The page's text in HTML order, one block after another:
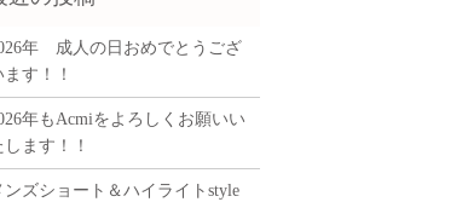
年 成人の日おめでとうござ
ます！！
年もAcmiをよろしくお願いい
します！！
ンズショート＆ハイライトstyle